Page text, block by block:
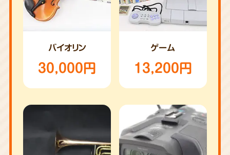
バイオリン
30,000円
ゲーム
13,200円